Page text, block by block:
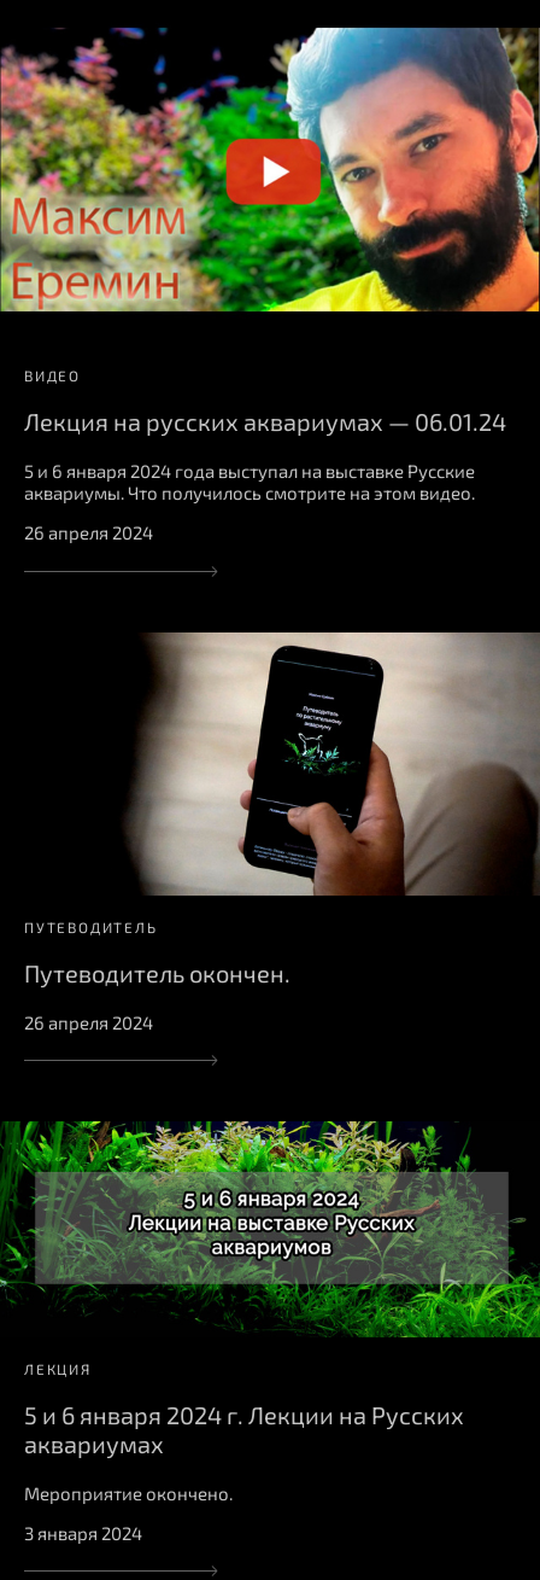
ВИДЕО
Лекция на русских аквариумах — 06.01.24
5 и 6 января 2024 года выступал на выставке Русские
аквариумы. Что получилось смотрите на этом видео.
26 апреля 2024
ПУТЕВОДИТЕЛЬ
Путеводитель окончен.
26 апреля 2024
ЛЕКЦИЯ
5 и 6 января 2024 г. Лекции на Русских
аквариумах
Мероприятие окончено.
3 января 2024